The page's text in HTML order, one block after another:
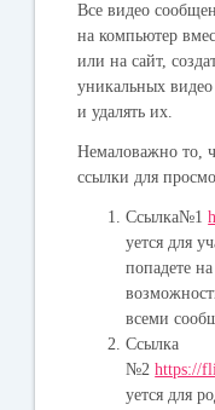
Все видео
на компьютер
или на сайт,
уникальных
и удалять их.
Немаловажно то,
ссылки для
Ссылка№1
уется для
попадете
всеми
Ссылка
№2https://
уется для